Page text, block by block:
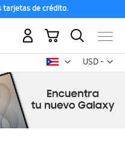
tarjetas de crédito.
USD -
dólar
Mi carrito